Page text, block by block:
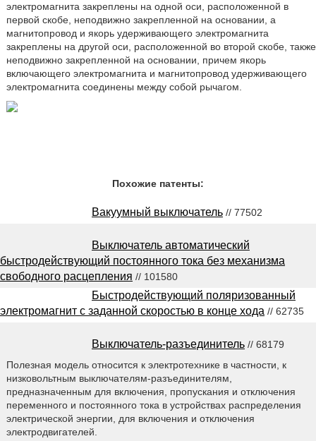
электромагнита закреплены на одной оси, расположенной в
первой скобе, неподвижно закрепленной на основании, а
магнитопровод и якорь удерживающего электромагнита
закреплены на другой оси, расположенной во второй скобе, также
неподвижно закрепленной на основании, причем якорь
включающего электромагнита и магнитопровод удерживающего
электромагнита соединены между собой рычагом.
Похожие патенты:
Вакуумный выключатель // 77502
Выключатель автоматический
быстродействующий постоянного тока без механизма
свободного расцепления // 101580
Быстродействующий поляризованный
электромагнит с заданной скоростью в конце хода // 62735
Выключатель-разъединитель // 68179
Полезная модель относится к электротехнике в частности, к
низковольтным выключателям-разъединителям,
предназначенным для включения, пропускания и отключения
переменного и постоянного тока в устройствах распределения
электрической энергии, для включения и отключения
электродвигателей.